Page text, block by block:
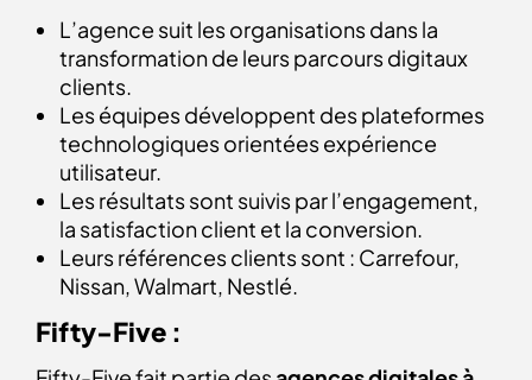
L’agence suit les organisations dans la
transformation de leurs parcours digitaux
clients.
Les équipes développent des plateformes
technologiques orientées expérience
utilisateur.
Les résultats sont suivis par l’engagement,
la satisfaction client et la conversion.
Leurs références clients sont : Carrefour,
Nissan, Walmart, Nestlé.
Fifty-Five :